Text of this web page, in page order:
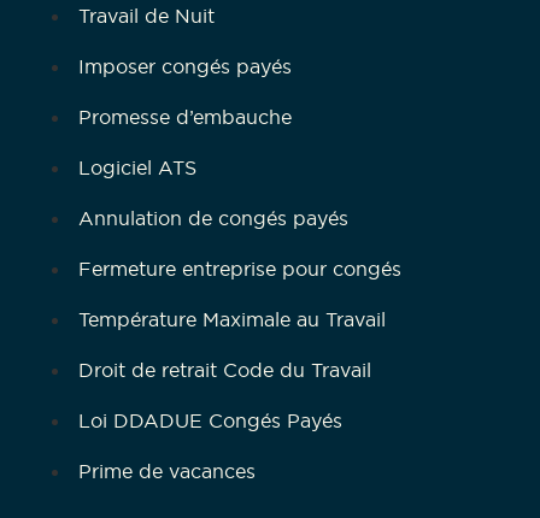
Travail de Nuit
Imposer congés payés
Promesse d’embauche
Logiciel ATS
Annulation de congés payés
Fermeture entreprise pour congés
Température Maximale au Travail
Droit de retrait Code du Travail
Loi DDADUE Congés Payés
Prime de vacances